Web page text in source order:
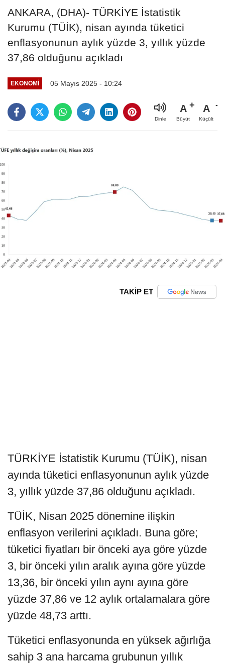
ANKARA, (DHA)- TÜRKİYE İstatistik
Kurumu (TÜİK), nisan ayında tüketici
enflasyonunun aylık yüzde 3, yıllık yüzde
37,86 olduğunu açıkladı
EKONOMI 05 Mayıs 2025 - 10:24
Dinle
A
Büyüt
A
Küçült
TAKİP ET
TÜRKİYE İstatistik Kurumu (TÜİK), nisan
ayında tüketici enflasyonunun aylık yüzde
3, yıllık yüzde 37,86 olduğunu açıkladı.
TÜİK, Nisan 2025 dönemine ilişkin
enflasyon verilerini açıkladı. Buna göre;
tüketici fiyatları bir önceki aya göre yüzde
3, bir önceki yılın aralık ayına göre yüzde
13,36, bir önceki yılın aynı ayına göre
yüzde 37,86 ve 12 aylık ortalamalara göre
yüzde 48,73 arttı.
Tüketici enflasyonunda en yüksek ağırlığa
sahip 3 ana harcama grubunun yıllık